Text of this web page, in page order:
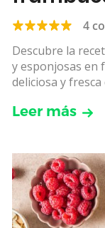
4
Descubre la
y esponjosas en
deliciosa y
Leer más